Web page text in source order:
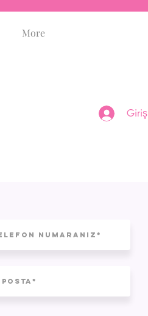
More
Giriş